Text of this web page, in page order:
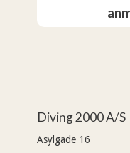
Diving 2000 A/S
Asylgade 16